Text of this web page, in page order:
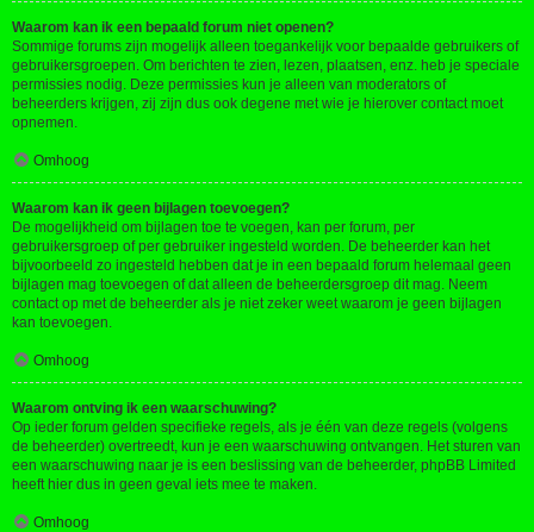
Waarom kan ik een bepaald forum niet openen?
Sommige forums zijn mogelijk alleen toegankelijk voor bepaalde gebruikers of
gebruikersgroepen. Om berichten te zien, lezen, plaatsen, enz. heb je speciale
permissies nodig. Deze permissies kun je alleen van moderators of
beheerders krijgen, zij zijn dus ook degene met wie je hierover contact moet
opnemen.
Omhoog
Waarom kan ik geen bijlagen toevoegen?
De mogelijkheid om bijlagen toe te voegen, kan per forum, per
gebruikersgroep of per gebruiker ingesteld worden. De beheerder kan het
bijvoorbeeld zo ingesteld hebben dat je in een bepaald forum helemaal geen
bijlagen mag toevoegen of dat alleen de beheerdersgroep dit mag. Neem
contact op met de beheerder als je niet zeker weet waarom je geen bijlagen
kan toevoegen.
Omhoog
Waarom ontving ik een waarschuwing?
Op ieder forum gelden specifieke regels, als je één van deze regels (volgens
de beheerder) overtreedt, kun je een waarschuwing ontvangen. Het sturen van
een waarschuwing naar je is een beslissing van de beheerder, phpBB Limited
heeft hier dus in geen geval iets mee te maken.
Omhoog